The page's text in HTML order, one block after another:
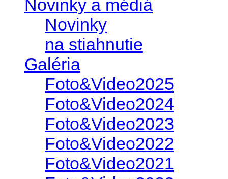
Novinky a médiá
Novinky
na stiahnutie
Galéria
Foto&Video2025
Foto&Video2024
Foto&Video2023
Foto&Video2022
Foto&Video2021